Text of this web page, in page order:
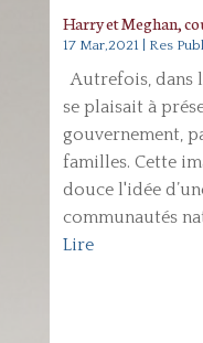
Harry et Meghan,
17 Mar,2021 Res
Autrefois, dans
se plaisait à
gouvernement,
familles. Cette
douce l'idée
communautés
Lire